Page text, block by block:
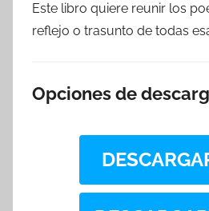
Este libro quiere reunir los
reflejo o trasunto de todas
Opciones de